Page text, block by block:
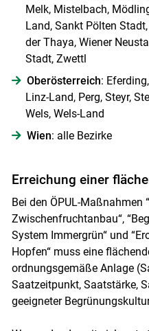
Melk, Mistelbach,
Land, Sankt Pölten
der Thaya, Wiener
Stadt, Zwettl
Oberösterreich:
Linz-Land, Perg, Steyr,
Wels, Wels-Land
Wien: alle Bezirke
Erreichung einer
Bei den ÖPUL-Maßnahmen
Zwischenfruchtanbau“,
System Immergrün“ und
Hopfen“ muss eine
ordnungsgemäße Anlage
Saatzeitpunkt, Saatstärke,
geeigneter